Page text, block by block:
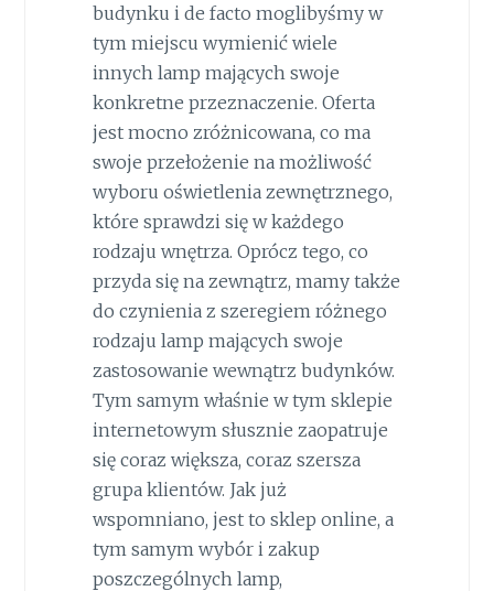
budynku i de facto moglibyśmy w
tym miejscu wymienić wiele
innych lamp mających swoje
konkretne przeznaczenie. Oferta
jest mocno zróżnicowana, co ma
swoje przełożenie na możliwość
wyboru oświetlenia zewnętrznego,
które sprawdzi się w każdego
rodzaju wnętrza. Oprócz tego, co
przyda się na zewnątrz, mamy także
do czynienia z szeregiem różnego
rodzaju lamp mających swoje
zastosowanie wewnątrz budynków.
Tym samym właśnie w tym sklepie
internetowym słusznie zaopatruje
się coraz większa, coraz szersza
grupa klientów. Jak już
wspomniano, jest to sklep online, a
tym samym wybór i zakup
poszczególnych lamp,